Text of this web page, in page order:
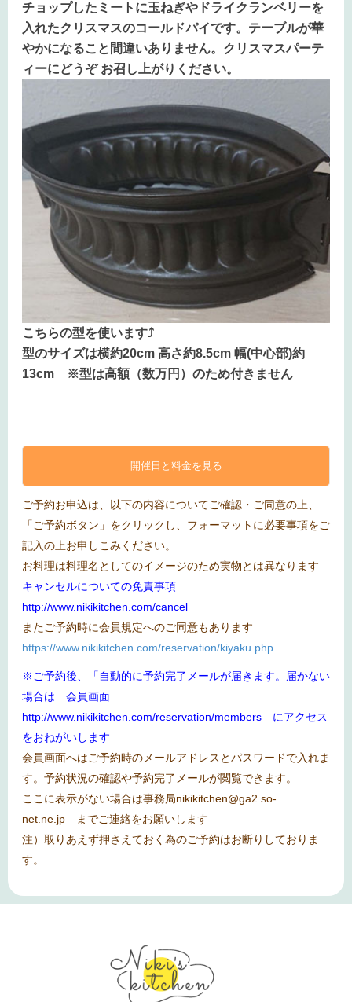
チョップしたミートに玉ねぎやドライクランベリーを
入れたクリスマスのコールドパイです。テーブルが華
やかになること間違いありません。クリスマスパーテ
ィーにどうぞ お召し上がりください。
こちらの型を使います⤴
型のサイズは横約20cm 高さ約8.5cm 幅(中心部)約
13cm ※型は高額（数万円）のため付きません
開催日と料金を見る
ご予約お申込は、以下の内容についてご確認・ご同意の上、
「ご予約ボタン」をクリックし、フォーマットに必要事項をご
記入の上お申しこみください。
お料理は料理名としてのイメージのため実物とは異なります
キャンセルについての免責事項
http://www.nikikitchen.com/cancel
またご予約時に会員規定へのご同意もあります
https://www.nikikitchen.com/reservation/kiyaku.php
※ご予約後、「自動的に予約完了メールが届きます。届かない
場合は 会員画面
http://www.nikikitchen.com/reservation/members にアクセス
をおねがいします
会員画面へはご予約時のメールアドレスとパスワードで入れま
す。予約状況の確認や予約完了メールが閲覧できます。
ここに表示がない場合は事務局nikikitchen@ga2.so-
net.ne.jp までご連絡をお願いします
注）取りあえず押さえておく為のご予約はお断りしておりま
す。